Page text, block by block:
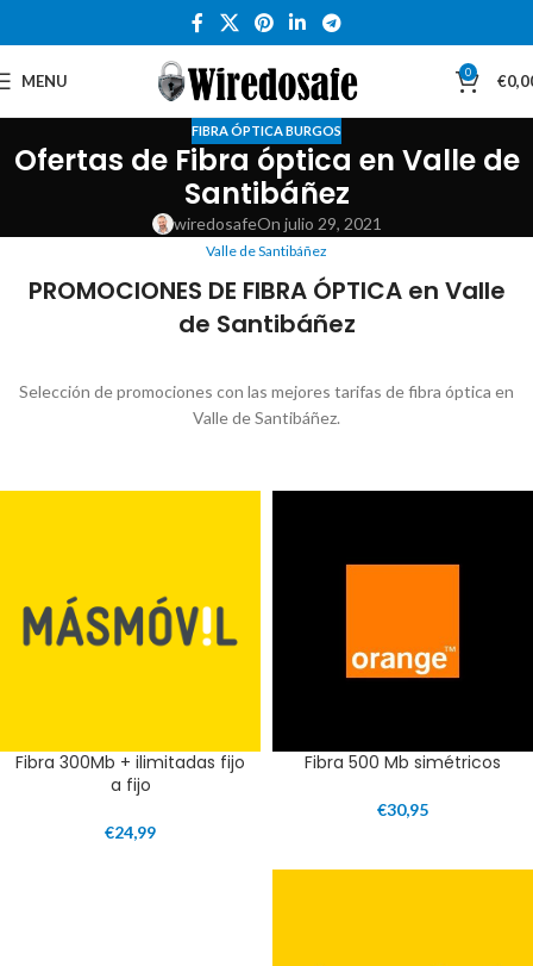
MENU 0 €
FIBRA ÓPTICA BURGOS
Ofertas de Fibra óptica en Valle de
Santibáñez
wiredosafeOn julio 29, 2021
Valle de Santibáñez
PROMOCIONES DE FIBRA ÓPTICA en Valle
de Santibáñez
Selección de promociones con las mejores tarifas de fibra óptica en
Valle de Santibáñez.
Fibra 300Mb + ilimitadas fijo
a fijo
€24,99
Fibra 500 Mb simétricos
€30,95